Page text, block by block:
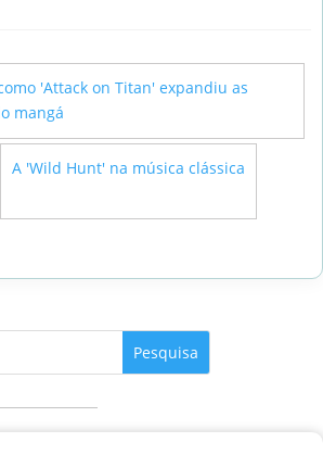
'Attack on Titan' expandiu as
mangá
A 'Wild Hunt' na música clássica